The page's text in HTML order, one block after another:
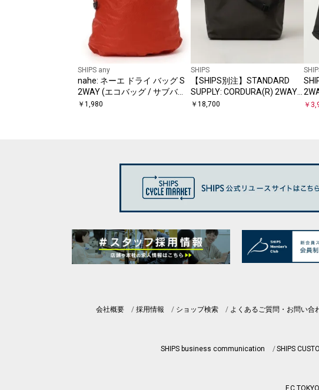
SHIPS any
nahe: ネーエ ドライ バッグ S
2WAY (エコバッグ / サブバッ
グ)
￥ 1,980
SHIPS
【SHIPS別注】STANDARD
SUPPLY: CORDURA(R) 2WAY
トートバッグ
￥ 18,700 ￥
会社概要
採用情報 ショップ検索 よくあるご質問・お問い合
SHIPS business communication
SHIPS